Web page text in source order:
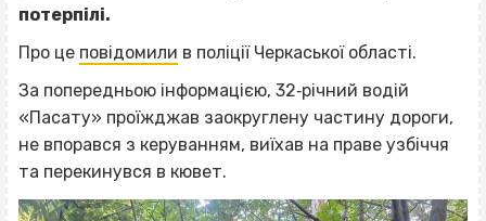
потерпілі.
Про це повідомили в поліції Черкаської області.
За попередньою інформацією, 32‐річний водій
«Пасату» проїжджав заокруглену частину дороги,
не впорався з керуванням, виїхав на праве узбіччя
та перекинувся в кювет.